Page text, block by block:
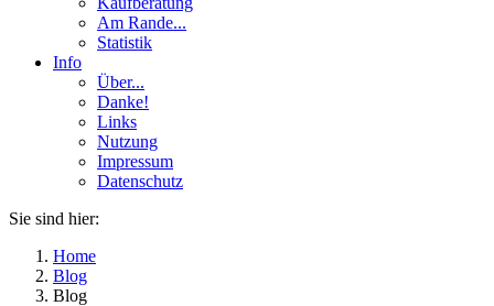
Am Rande...
Statistik
Info
Über...
Danke!
Links
Nutzung
Impressum
Datenschutz
Sie sind hier:
Home
Blog
Blog